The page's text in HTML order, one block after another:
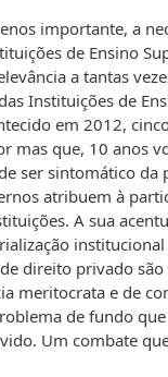
importante, a
de Ensino
a tantas
Instituições de
em 2012,
mas que, 10 anos
ser sintomático da
atribuem à
A sua
institucional
direito privado
meritocrata e de
de fundo
Um combate